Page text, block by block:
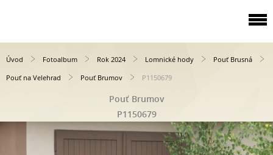
Úvod Fotoalbum Rok 2024 Lomnické hody
Pouť Brusná
Pouť na Velehrad
Pouť Brumov P1150679
Pouť Brumov
P1150679